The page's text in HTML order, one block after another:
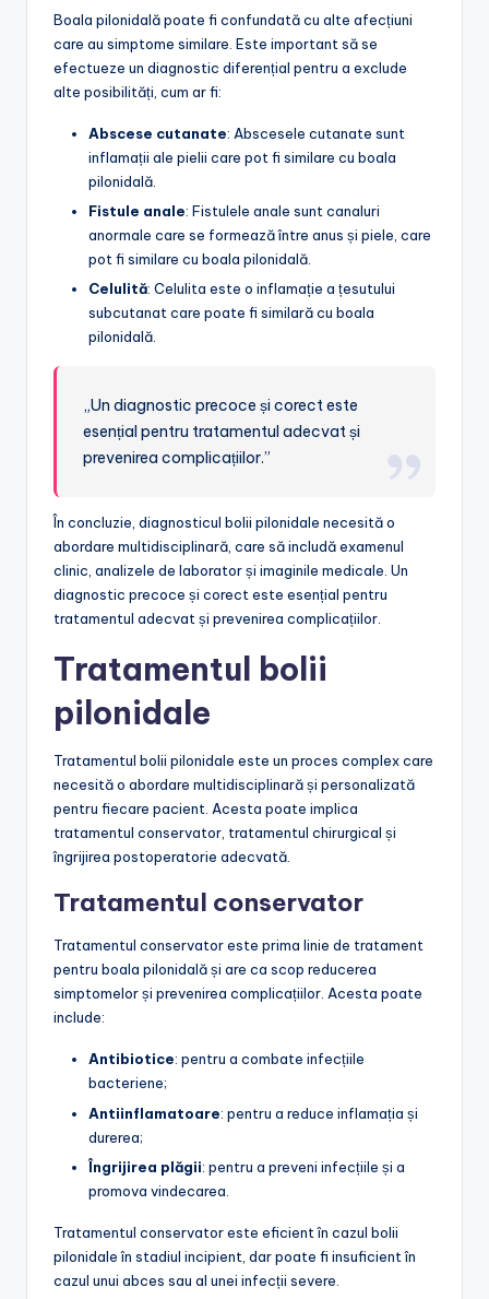
Boala pilonidală poate fi confundată cu alte afecțiuni
care au simptome similare. Este important să se
efectueze un diagnostic diferențial pentru a exclude
alte posibilități, cum ar fi:
Abscese cutanate: Abscesele cutanate sunt
inflamații ale pielii care pot fi similare cu boala
pilonidală.
Fistule anale: Fistulele anale sunt canaluri
anormale care se formează între anus și piele, care
pot fi similare cu boala pilonidală.
Celulită: Celulita este o inflamație a țesutului
subcutanat care poate fi similară cu boala
pilonidală.
„Un diagnostic precoce și corect este
esențial pentru tratamentul adecvat și
prevenirea complicațiilor.”
În concluzie, diagnosticul bolii pilonidale necesită o
abordare multidisciplinară, care să includă examenul
clinic, analizele de laborator și imaginile medicale. Un
diagnostic precoce și corect este esențial pentru
tratamentul adecvat și prevenirea complicațiilor.
Tratamentul bolii
pilonidale
Tratamentul bolii pilonidale este un proces complex care
necesită o abordare multidisciplinară și personalizată
pentru fiecare pacient. Acesta poate implica
tratamentul conservator, tratamentul chirurgical și
îngrijirea postoperatorie adecvată.
Tratamentul conservator
Tratamentul conservator este prima linie de tratament
pentru boala pilonidală și are ca scop reducerea
simptomelor și prevenirea complicațiilor. Acesta poate
include:
Antibiotice: pentru a combate infecțiile
bacteriene;
Antiinflamatoare: pentru a reduce inflamația și
durerea;
Îngrijirea plăgii: pentru a preveni infecțiile și a
promova vindecarea.
Tratamentul conservator este eficient în cazul bolii
pilonidale în stadiul incipient, dar poate fi insuficient în
cazul unui abces sau al unei infecții severe.